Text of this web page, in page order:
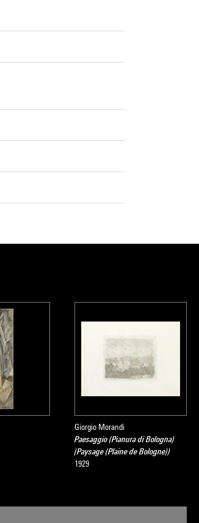
Giorgio Morandi
Paesaggio (Pianura di Bologna)
(Paysage (Plaine de Bologne))
1929